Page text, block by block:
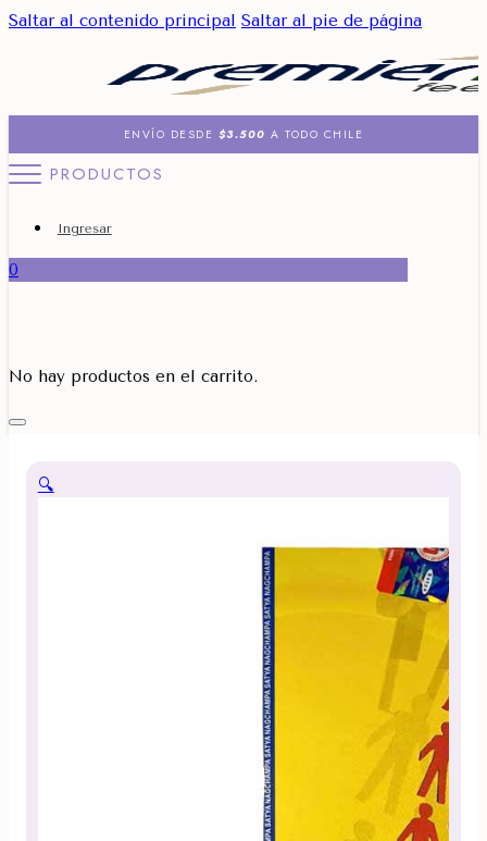
Saltar al contenido principal Saltar al pie de página
ENVÍO DESDE $3.500 A TODO CHILE
PRODUCTOS
Ingresar
0
No hay productos en el carrito.
🔍